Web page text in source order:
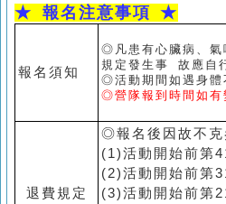
★ 報名注意事項 ★
報名須知
◎凡患有心臟病、氣
規定發生事 故應自
◎活動期間如遇身體
◎營隊報到時間如有
退費規定
◎報名後因故不克
(1)活動開始前第
(2)活動開始前第
(3)活動開始前第